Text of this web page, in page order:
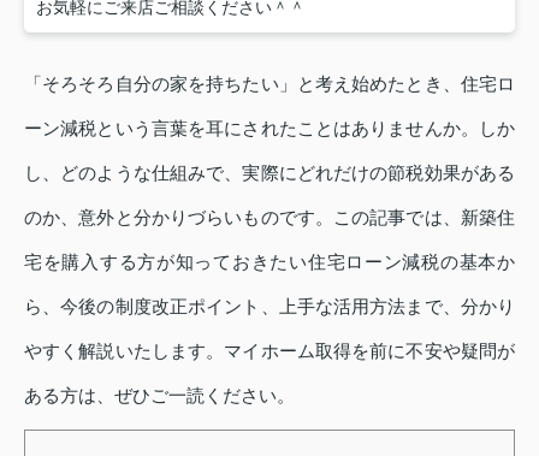
お気軽にご来店ご相談ください＾＾
「そろそろ自分の家を持ちたい」と考え始めたとき、住宅ロ
ーン減税という言葉を耳にされたことはありませんか。しか
し、どのような仕組みで、実際にどれだけの節税効果がある
のか、意外と分かりづらいものです。この記事では、新築住
宅を購入する方が知っておきたい住宅ローン減税の基本か
ら、今後の制度改正ポイント、上手な活用方法まで、分かり
やすく解説いたします。マイホーム取得を前に不安や疑問が
ある方は、ぜひご一読ください。